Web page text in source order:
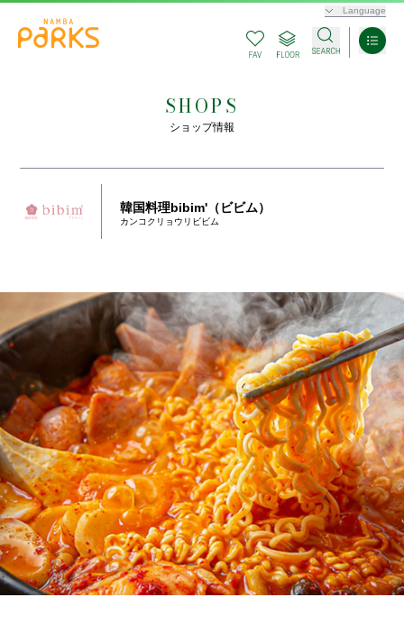
Language
SHOPS
ショップ情報
韓国料理bibim'（ビビム）
カンコクリョウリビビム